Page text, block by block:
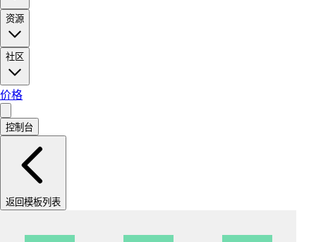
资源
社区
价格
控制台
返回模板列表